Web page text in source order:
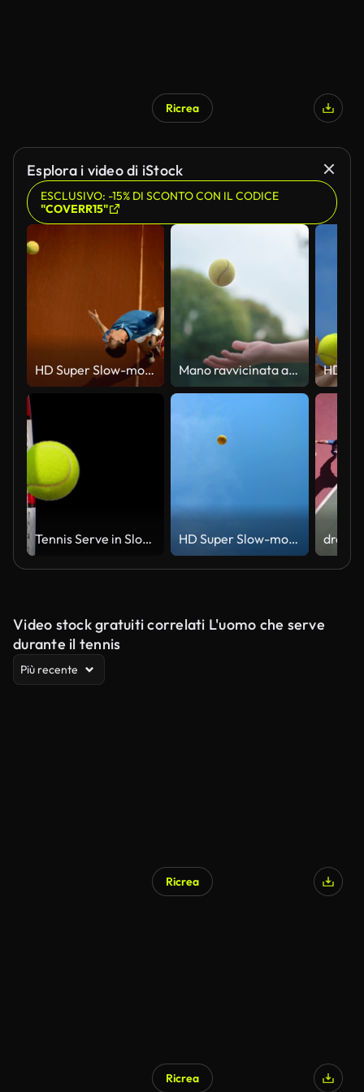
Ricrea
Esplora i video di iStock
ESCLUSIVO: -15% DI SCONTO CON IL CODICE
"COVERR15"
HD Super Slow-motion: Giocatore di Tennis sul campo di argilla vacanza Mano ravvicinata al rallentatore che lancia la pallina da tennis al campo da tennis
Tennis Serve in Slow Motion Close-up Green Screen. Racchetta che colpisce la pallina da tennis Animazione 3D isolata su sfondi neri e blu. Concetto sportivo HD Super Slow-motion: Giocatore di Tennis con la palla
Video stock gratuiti correlati L'uomo che serve
durante il tennis
Più recente
Ricrea
Ricrea